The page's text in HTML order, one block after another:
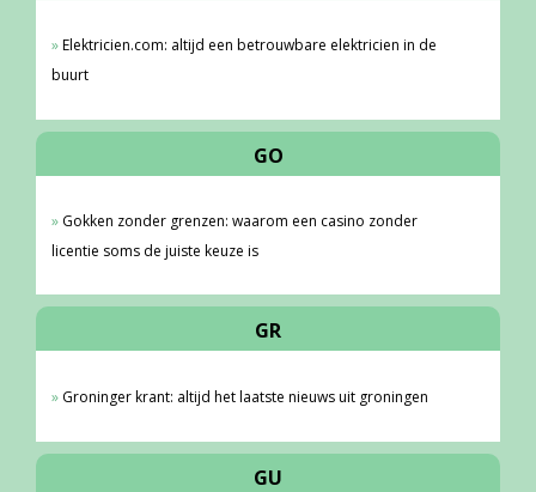
Elektricien.com: altijd een betrouwbare elektricien in de
buurt
GO
Gokken zonder grenzen: waarom een casino zonder
licentie soms de juiste keuze is
GR
Groninger krant: altijd het laatste nieuws uit groningen
GU